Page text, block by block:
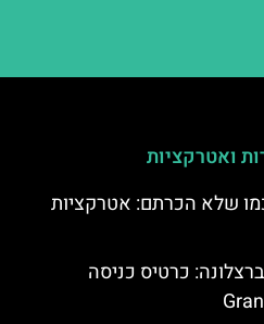
ואטרקציות
שלא הכרתם: אטרקציות
כרטיס כניסה